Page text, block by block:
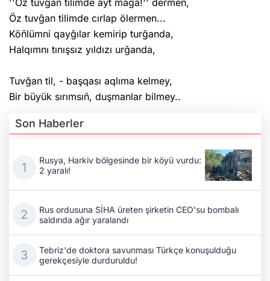
Öz tuvğan tilimde cırlap ölermen...
Köñlümni qayğılar kemirip turğanda,
Halqımnı tınışsız yıldızı urğanda,
Tuvğan til, - başqası aqlıma kelmey,
Bir büyük sırımsıñ, duşmanlar bilmey..
Son Haberler
Rusya, Harkiv bölgesinde bir köyü vurdu:
2 yaralı!
Rus ordusuna SİHA üreten şirketin CEO'su bombalı
saldırıda ağır yaralandı
Tebriz'de doktora savunması Türkçe konuşulduğu
gerekçesiyle durduruldu!